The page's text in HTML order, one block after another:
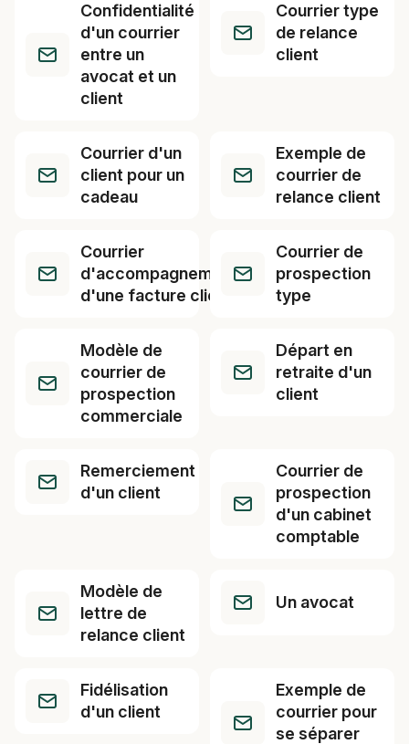
Confidentialité
d'un courrier
entre un
avocat et un
client
Courrier type
de relance
client
Courrier d'un
client pour un
cadeau
Exemple de
courrier de
relance client
Courrier
d'accompagnement
d'une facture client
Courrier de
prospection
type
Modèle de
courrier de
prospection
commerciale
Départ en
retraite d'un
client
Remerciement
d'un client
Courrier de
prospection
d'un cabinet
comptable
Modèle de
lettre de
relance client
Un avocat
Fidélisation
d'un client
Exemple de
courrier pour
se séparer